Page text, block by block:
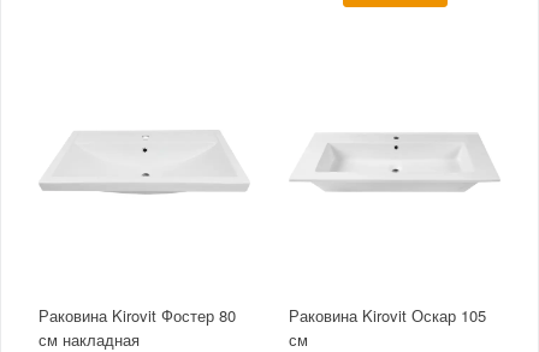
Раковина Kirovit Фостер 80
см накладная
Раковина Kirovit Оскар 105
см